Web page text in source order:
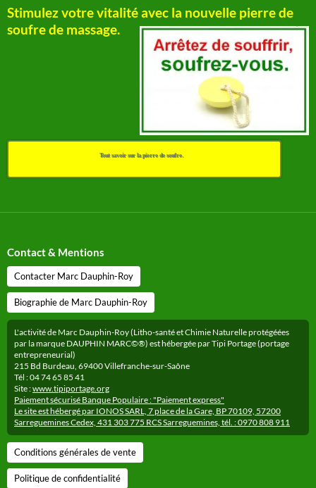
Stimulez votre vitalité avec la nouvelle pierre de
soufre de massage.
Tout savoir sur la pierre de soufre.
Contact & Mentions
Contacter Marc Dauphin-Roy
Biographie de Marc Dauphin-Roy
L'activité de Marc Dauphin-Roy (Litho-santé et Chimie Naturelle protégéées
par la marque DAUPHIN MARC©®) est hébergée par Tipi Portage (portage
entrepreneurial)
215 Bd Burdeau, 69400 Villefranche-sur-Saône
Tél : 04 74 65 85 41
Site :www.tipiportage.org
Paiement sécurisé Banque Populaire : "Paiement express"
Le site est hébergé par IONOS SARL, 7 place de la Gare, BP 70109, 57200
Sarreguemines Cedex, 431 303 775 RCS Sarreguemines, tél. : 0970 808 911
Conditions générales de vente
Politique de confidentialité